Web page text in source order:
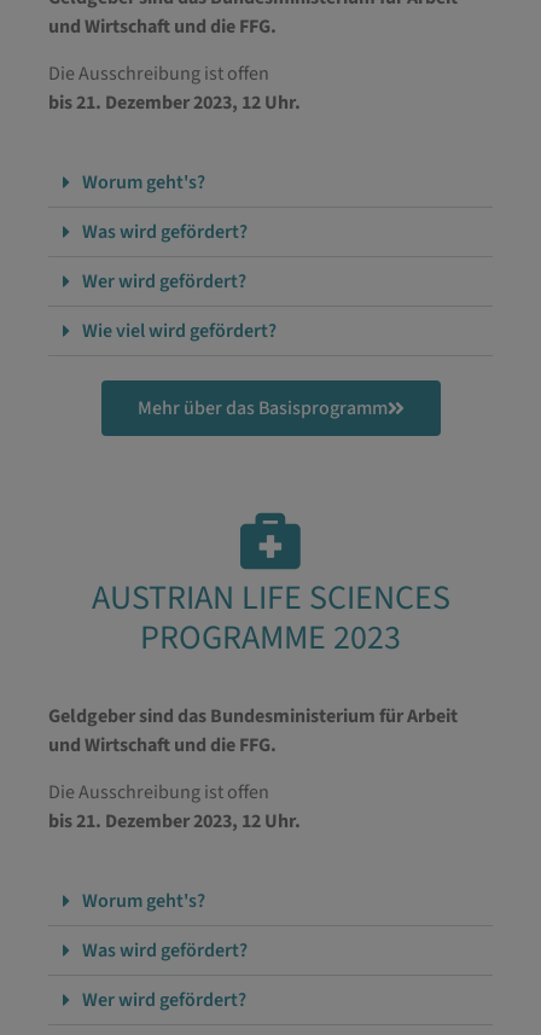
und Wirtschaft und die FFG.
Die Ausschreibung ist offen
bis 21. Dezember 2023, 12 Uhr.
Worum geht's?
Was wird gefördert?
Wer wird gefördert?
Wie viel wird gefördert?
Mehr über das Basisprogramm
AUSTRIAN LIFE SCIENCES
PROGRAMME 2023
Geldgeber sind das Bundesministerium für Arbeit
und Wirtschaft und die FFG.
Die Ausschreibung ist offen
bis 21. Dezember 2023, 12 Uhr.
Worum geht's?
Was wird gefördert?
Wer wird gefördert?